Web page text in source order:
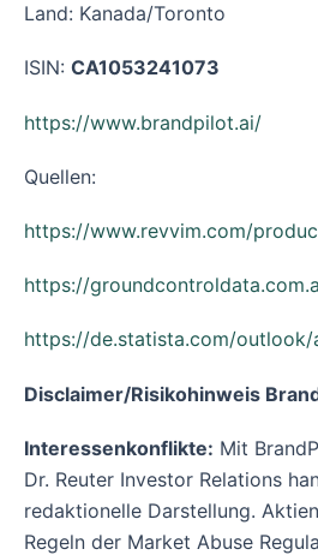
Land: Kanada/Toronto
ISIN: CA1053241073
https://www.brandpilot.ai/
Quellen:
https://www.revvim.com/
https://
https://de.statista.com/
Disclaimer/Risikohinweis
Interessenkonflikte: Mit
Dr. Reuter Investor Relations
redaktionelle Darstellung.
Regeln der Market Abuse